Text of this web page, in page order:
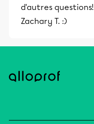
d'autres questions!
Zachary T. :)